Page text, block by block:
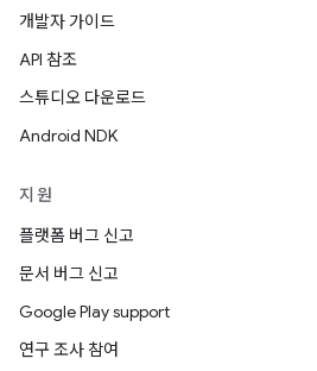
개발자 가이드
API 참조
스튜디오 다운로드
Android NDK
지원
플랫폼 버그 신고
문서 버그 신고
Google Play support
연구 조사 참여